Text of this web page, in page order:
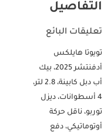
التفاصيل
تعليقات البائع
تويوتا هايلكس
أدفنتشر 2025، بيك
أب دبل كابينة، 2.8 لتر،
4 أسطوانات، ديزل
توربو، ناقل حركة
أوتوماتيكي، دفع